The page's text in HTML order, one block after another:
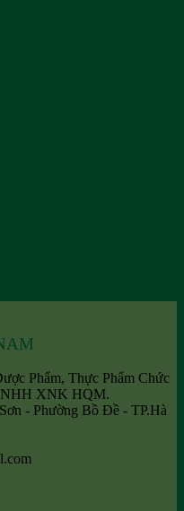
Phẩm, Thực Phẩm Chức
XNK HQM.
- Phường Bồ Đề - TP.Hà